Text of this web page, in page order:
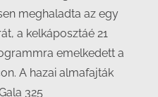
meghaladta az egy
a kelkáposztáé 21
emelkedett a
A hazai almafajták
325